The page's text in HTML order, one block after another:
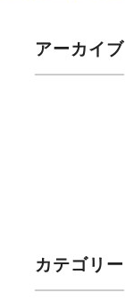
アーカイブ
カテゴリー